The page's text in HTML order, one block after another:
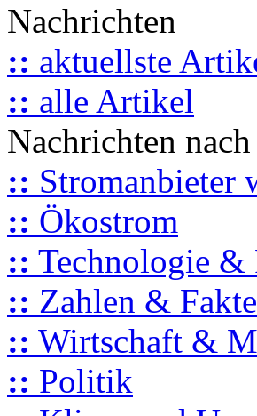
Nachrichten
:: aktuellste
:: alle Artikel
Nachrichten
:: Stromanbieter
:: Ökostrom
:: Technologie &
:: Zahlen &
:: Wirtschaft &
:: Politik